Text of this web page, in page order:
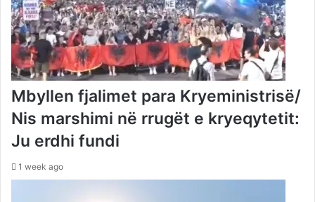
Mbyllen fjalimet para Kryeministrisë/
Nis marshimi në rrugët e kryeqytetit:
Ju erdhi fundi
1 week ago